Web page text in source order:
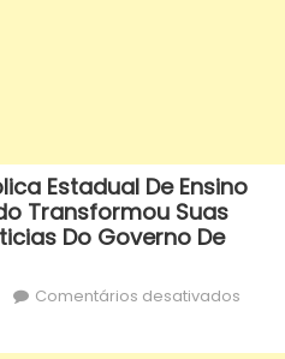
Estadual De Ensino
Transformou Suas
Do Governo De
AuthorComentários desativadosem